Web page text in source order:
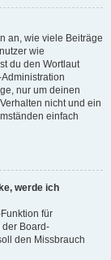
an, wie viele Beiträge
wie
du den Wortlaut
nur um deinen
nicht und ein
einfach
werde ich
für
der Board-
den Missbrauch